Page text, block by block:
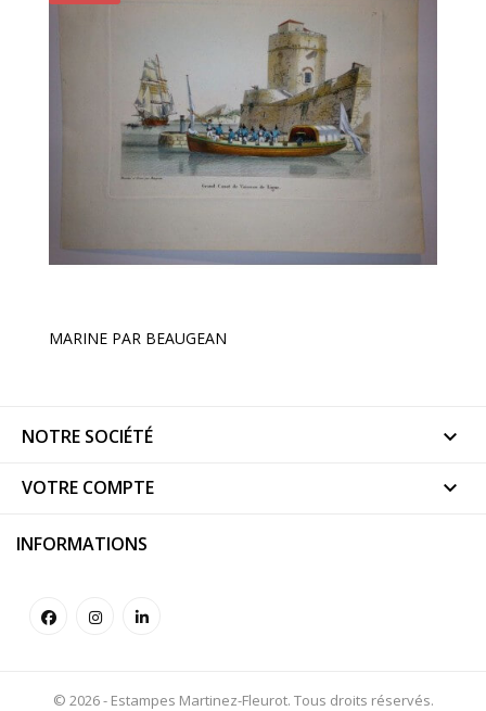
MARINE PAR BEAUGEAN
NOTRE SOCIÉTÉ 
VOTRE COMPTE 
INFORMATIONS
© 2026 - Estampes Martinez-Fleurot. Tous droits réservés.